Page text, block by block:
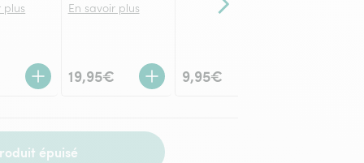
Contenu suivant
plus En savoir plus
19,95€ 9,95€
épuisé